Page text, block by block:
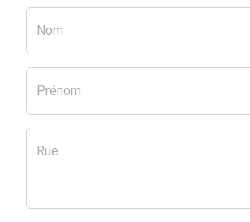
Nom
Prénom
Rue